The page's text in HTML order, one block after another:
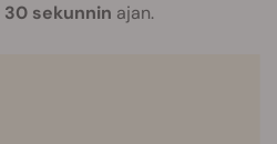
30 sekunnin ajan.